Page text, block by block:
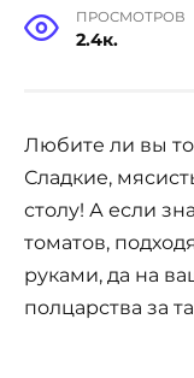
ПРОСМОТРОВ
2.4к.
Любите ли вы
Сладкие,
столу! А если
томатов,
руками, да на
полцарства за